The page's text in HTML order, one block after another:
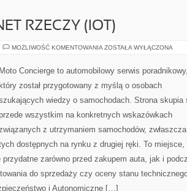
RZECZY (IOT)
MOŻLIWOŚĆ KOMENTOWANIA ŁĄCZNOŚĆ
(IOT)
ZOSTAŁA WYŁĄCZONA
Moto Concierge to automobilowy serwis poradnikowy,
który został przygotowany z myślą o osobach
wiedzy o samochodach. Strona skupia
wszystkim na konkretnych wskazówkach
z utrzymaniem samochodów, zwłaszcza
dostępnych na rynku z drugiej ręki. To miejsce,
zarówno przed zakupem auta, jak i
do sprzedaży czy oceny stanu
i Autonomiczne […]